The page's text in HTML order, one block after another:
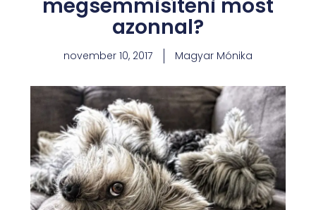
megsemmisíteni most
azonnal?
november 10, 2017 Magyar Mónika